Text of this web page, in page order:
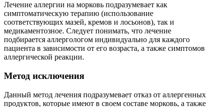
Лечение аллергии на морковь подразумевает как
симптоматическую терапию (использование
соответствующих мазей, кремов и лосьонов), так и
медикаментозное. Следует понимать, что лечение
подбирается аллергологом индивидуально для каждого
пациента в зависимости от его возраста, а также симптомов
аллергической реакции.
Метод исключения
Данный метод лечения подразумевает отказ от аллергенных
продуктов, которые имеют в своем составе морковь, а также